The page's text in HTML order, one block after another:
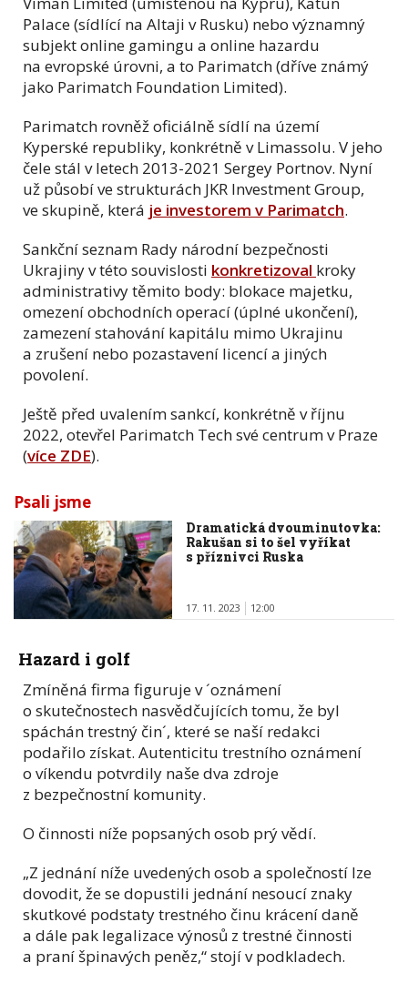
Palace (sídlící na Altaji v Rusku) nebo významný
subjekt online gamingu a online hazardu
na evropské úrovni, a to Parimatch (dříve známý
jako Parimatch Foundation Limited).
Parimatch rovněž oficiálně sídlí na území
Kyperské republiky, konkrétně v Limassolu. V jeho
čele stál v letech 2013-2021 Sergey Portnov. Nyní
už působí ve strukturách JKR Investment Group,
ve skupině, která je investorem v Parimatch.
Sankční seznam Rady národní bezpečnosti
Ukrajiny v této souvislosti konkretizoval kroky
administrativy těmito body: blokace majetku,
omezení obchodních operací (úplné ukončení),
zamezení stahování kapitálu mimo Ukrajinu
a zrušení nebo pozastavení licencí a jiných
povolení.
Ještě před uvalením sankcí, konkrétně v říjnu
2022, otevřel Parimatch Tech své centrum v Praze
(více ZDE).
Psali jsme
Dramatická dvouminutovka:
Rakušan si to šel vyříkat
s příznivci Ruska
17. 11. 2023 12:00
Hazard i golf
Zmíněná firma figuruje v ´oznámení
o skutečnostech nasvědčujících tomu, že byl
spáchán trestný čin´, které se naší redakci
podařilo získat. Autenticitu trestního oznámení
o víkendu potvrdily naše dva zdroje
z bezpečnostní komunity.
O činnosti níže popsaných osob prý vědí.
„Z jednání níže uvedených osob a společností lze
dovodit, že se dopustili jednání nesoucí znaky
skutkové podstaty trestného činu krácení daně
a dále pak legalizace výnosů z trestné činnosti
a praní špinavých peněz,“ stojí v podkladech.